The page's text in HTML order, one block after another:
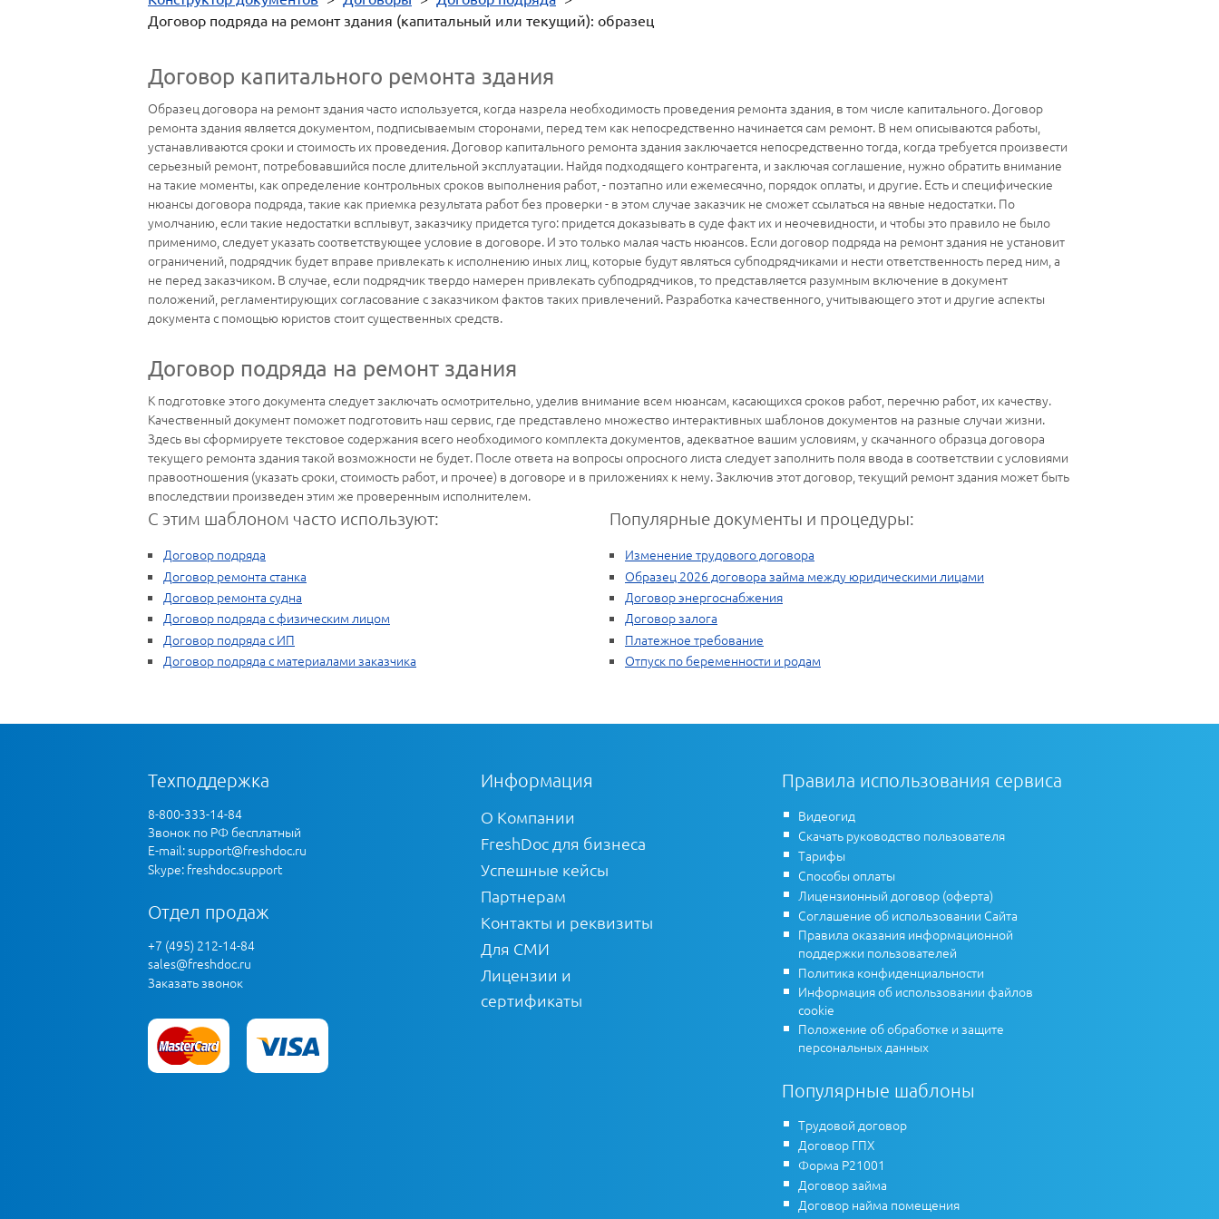
Договор подряда на ремонт здания (капитальный или текущий): образец
Договор капитального ремонта здания
Образец договора на ремонт здания часто используется, когда назрела необходимость проведения ремонта здания, в том числе капитального. Договор
ремонта здания является документом, подписываемым сторонами, перед тем как непосредственно начинается сам ремонт. В нем описываются работы,
устанавливаются сроки и стоимость их проведения. Договор капитального ремонта здания заключается непосредственно тогда, когда требуется произвести
серьезный ремонт, потребовавшийся после длительной эксплуатации. Найдя подходящего контрагента, и заключая соглашение, нужно обратить внимание
на такие моменты, как определение контрольных сроков выполнения работ, - поэтапно или ежемесячно, порядок оплаты, и другие. Есть и специфические
нюансы договора подряда, такие как приемка результата работ без проверки - в этом случае заказчик не сможет ссылаться на явные недостатки. По
умолчанию, если такие недостатки всплывут, заказчику придется туго: придется доказывать в суде факт их и неочевидности, и чтобы это правило не было
применимо, следует указать соответствующее условие в договоре. И это только малая часть нюансов. Если договор подряда на ремонт здания не установит
ограничений, подрядчик будет вправе привлекать к исполнению иных лиц, которые будут являться субподрядчиками и нести ответственность перед ним, а
не перед заказчиком. В случае, если подрядчик твердо намерен привлекать субподрядчиков, то представляется разумным включение в документ
положений, регламентирующих согласование с заказчиком фактов таких привлечений. Разработка качественного, учитывающего этот и другие аспекты
документа с помощью юристов стоит существенных средств.
Договор подряда на ремонт здания
К подготовке этого документа следует заключать осмотрительно, уделив внимание всем нюансам, касающихся сроков работ, перечню работ, их качеству.
Качественный документ поможет подготовить наш сервис, где представлено множество интерактивных шаблонов документов на разные случаи жизни.
Здесь вы сформируете текстовое содержания всего необходимого комплекта документов, адекватное вашим условиям, у скачанного образца договора
текущего ремонта здания такой возможности не будет. После ответа на вопросы опросного листа следует заполнить поля ввода в соответствии с условиями
правоотношения (указать сроки, стоимость работ, и прочее) в договоре и в приложениях к нему. Заключив этот договор, текущий ремонт здания может быть
впоследствии произведен этим же проверенным исполнителем.
С этим шаблоном часто используют:
Договор подряда
Договор ремонта станка
Договор ремонта судна
Договор подряда с физическим лицом
Договор подряда с ИП
Договор подряда с материалами заказчика
Популярные документы и процедуры:
Изменение трудового договора
Образец 2026 договора займа между юридическими лицами
Договор энергоснабжения
Договор залога
Платежное требование
Отпуск по беременности и родам
Техподдержка
8-800-333-14-84
Звонок по РФ бесплатный
E-mail:support@freshdoc.ru
Skype: freshdoc.support
Отдел продаж
+7 (495) 212-14-84
sales@freshdoc.ru
Заказать звонок
Информация
О Компании
FreshDoc для бизнеса
Успешные кейсы
Партнерам
Контакты и реквизиты
Для СМИ
Лицензии и
сертификаты
Правила использования сервиса
Видеогид
Скачать руководство пользователя
Тарифы
Способы оплаты
Лицензионный договор (оферта)
Соглашение об использовании Сайта
Правила оказания информационной
поддержки пользователей
Политика конфиденциальности
Информация об использовании файлов
cookie
Положение об обработке и защите
персональных данных
Популярные шаблоны
Трудовой договор
Договор ГПХ
Форма Р21001
Договор займа
Договор найма помещения